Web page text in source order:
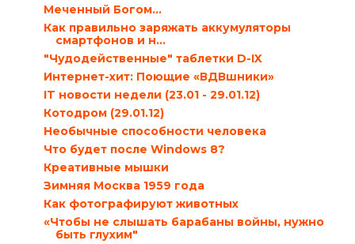
Меченный Богом…
Как правильно заряжать аккумуляторы
смартфонов и н...
"Чудодейственные" таблетки D-IX
Интернет-хит: Поющие «ВДВшники»
IT новости недели (23.01 - 29.01.12)
Котодром (29.01.12)
Необычные способности человека
Что будет после Windows 8?
Креативные мышки
Зимняя Москва 1959 года
Как фотографируют животных
«Чтобы не слышать барабаны войны, нужно
быть глухим"